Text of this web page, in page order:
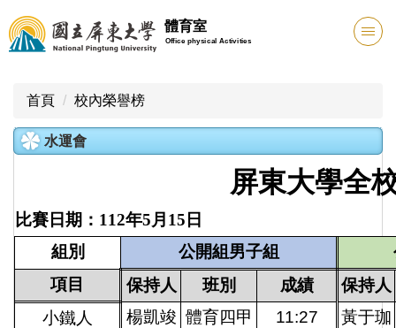
跳
到
主
區
體育室
Office physical Activities
首頁 校內榮譽榜
水運會
屏東大學全
比賽日期：112年5月15日
組別
公開組男子組
項目
保持人 班別 成績
保持人
小鐵人
楊凱竣 體育四甲 11:27
黃于珈